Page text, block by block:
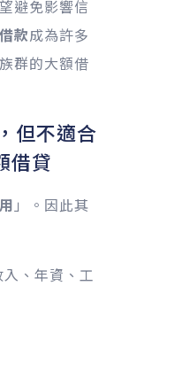
避免影響信
款成為許多
群的大額借
但不適合
借貸
」。因此其
、年資、工